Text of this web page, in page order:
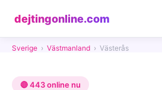
dejtingonline.com
Sverige › Västmanland › Västerås
🔴 443 online nu